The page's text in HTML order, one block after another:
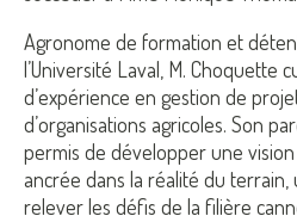
Agronome de formation et
l’Université Laval, M. Choquette
d’expérience en gestion de
d’organisations agricoles. Son
permis de développer une
ancrée dans la réalité du
relever les défis de la filière